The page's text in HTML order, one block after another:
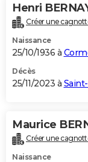
Henri
Créer une
Naissance
25/10/1936 à
Décès
25/11/2023 à
Maurice
Créer une
Naissance